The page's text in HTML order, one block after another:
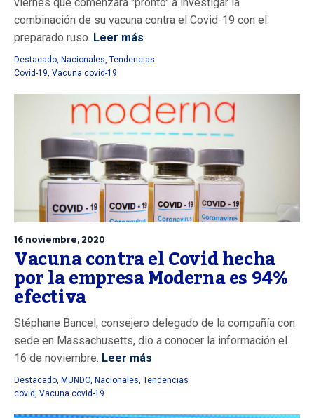
viernes que comenzará "pronto" a investigar la
combinación de su vacuna contra el Covid-19 con el
preparado ruso. Leer más
Destacado, Nacionales, Tendencias
Covid-19, Vacuna covid-19
16 noviembre, 2020
Vacuna contra el Covid hecha
por la empresa Moderna es 94%
efectiva
Stéphane Bancel, consejero delegado de la compañía con
sede en Massachusetts, dio a conocer la información el
16 de noviembre. Leer más
Destacado, MUNDO, Nacionales, Tendencias
covid, Vacuna covid-19